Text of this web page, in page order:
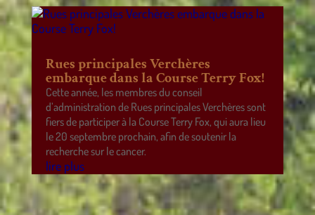
Rues principales Verchères
embarque dans la Course Terry Fox!
Cette année, les membres du conseil
d’administration de Rues principales Verchères sont
fiers de participer à la Course Terry Fox, qui aura lieu
le 20 septembre prochain, afin de soutenir la
recherche sur le cancer.
lire plus